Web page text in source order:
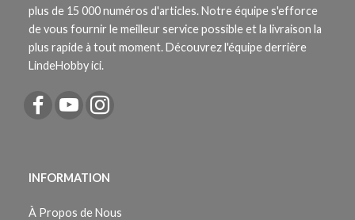
plus de 15 000 numéros d'articles. Notre équipe s'efforce
de vous fournir le meilleur service possible et la livraison la
plus rapide à tout moment. Découvrez l'équipe derrière
LindeHobby ici.
INFORMATION
À Propos de Nous